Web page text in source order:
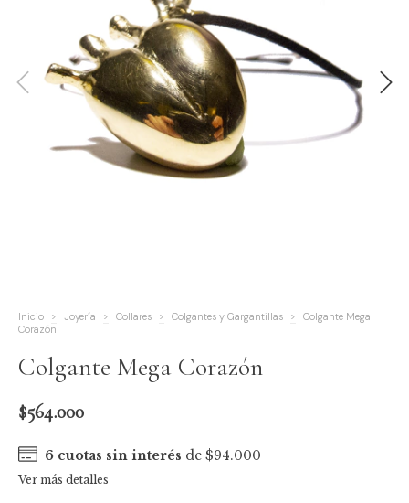
Inicio > Joyería > Collares > Colgantes y Gargantillas >
Colgante Mega
Corazón
Colgante Mega Corazón
$564.000
6cuotas sin interés de $94.000
Ver más detalles